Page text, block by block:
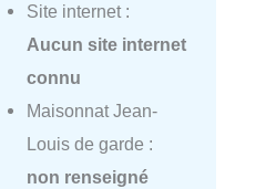
Site internet :
Aucun site internet
connu
Maisonnat Jean-
Louis de garde :
non renseigné